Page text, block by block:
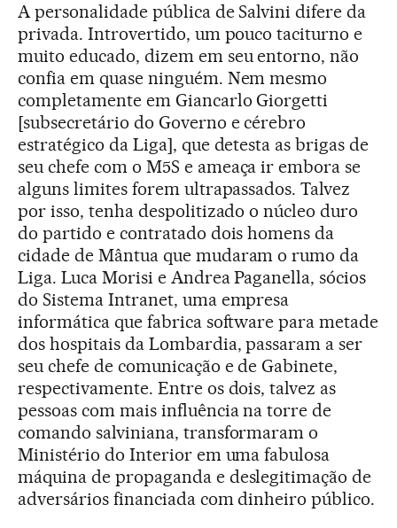
A personalidade pública de Salvini difere da
privada. Introvertido, um pouco taciturno e
muito educado, dizem em seu entorno, não
confia em quase ninguém. Nem mesmo
completamente em Giancarlo Giorgetti
[subsecretário do Governo e cérebro
estratégico da Liga], que detesta as brigas de
seu chefe com o M5S e ameaça ir embora se
alguns limites forem ultrapassados. Talvez
por isso, tenha despolitizado o núcleo duro
do partido e contratado dois homens da
cidade de Mântua que mudaram o rumo da
Liga. Luca Morisi e Andrea Paganella, sócios
do Sistema Intranet, uma empresa
informática que fabrica software para metade
dos hospitais da Lombardia, passaram a ser
seu chefe de comunicação e de Gabinete,
respectivamente. Entre os dois, talvez as
pessoas com mais influência na torre de
comando salviniana, transformaram o
Ministério do Interior em uma fabulosa
máquina de propaganda e deslegitimação de
adversários financiada com dinheiro público.